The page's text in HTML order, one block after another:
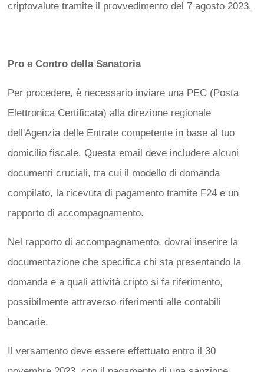
criptovalute tramite il provvedimento del 7 agosto 2023.
Pro e Contro della Sanatoria
Per procedere, è necessario inviare una PEC (Posta
Elettronica Certificata) alla direzione regionale
dell'Agenzia delle Entrate competente in base al tuo
domicilio fiscale. Questa email deve includere alcuni
documenti cruciali, tra cui il modello di domanda
compilato, la ricevuta di pagamento tramite F24 e un
rapporto di accompagnamento.
Nel rapporto di accompagnamento, dovrai inserire la
documentazione che specifica chi sta presentando la
domanda e a quali attività cripto si fa riferimento,
possibilmente attraverso riferimenti alle contabili
bancarie.
Il versamento deve essere effettuato entro il 30